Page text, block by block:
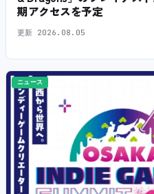
期アクセスを予定
更新 2026.08.05
ニュース